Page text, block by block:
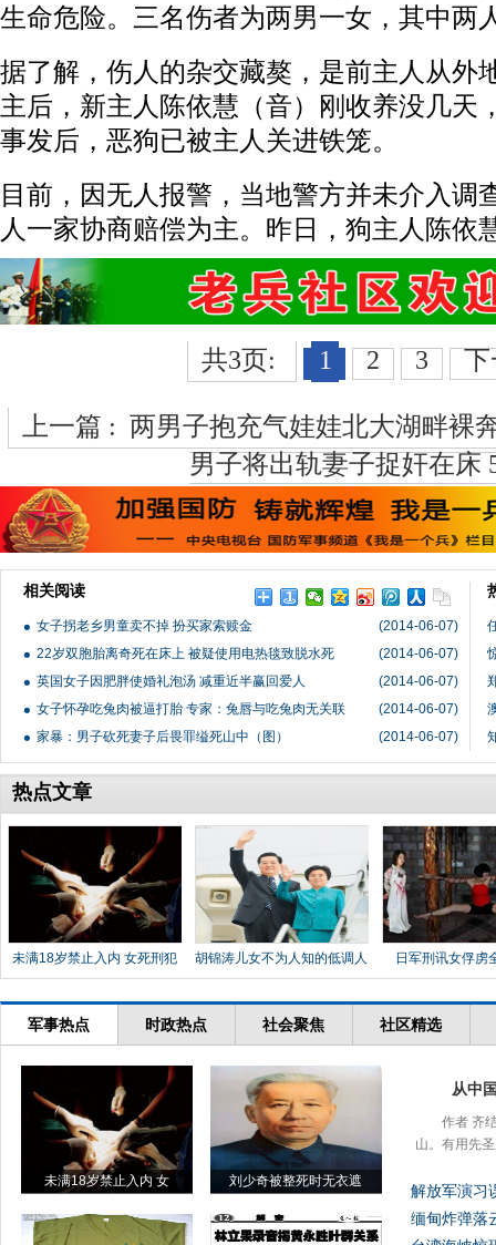
生命危险。三名伤者为两男一女，其中两
据了解，伤人的杂交藏獒，是前主人从外
主后，新主人陈依慧（音）刚收养没几天
事发后，恶狗已被主人关进铁笼。
目前，因无人报警，当地警方并未介入调
人一家协商赔偿为主。昨日，狗主人陈依
共3页: 1 2 3 下
上一篇 : 两男子抱充气娃娃北大湖畔裸
男子将出轨妻子捉奸在床
相关阅读
(2014-06-07)
女子拐老乡男童卖不掉 扮买家索赎金
(2014-06-07)
22岁双胞胎离奇死在床上 被疑使用电热毯致脱水死
(2014-06-07)
英国女子因肥胖使婚礼泡汤 减重近半赢回爱人
(2014-06-07)
女子怀孕吃兔肉被逼打胎 专家：兔唇与吃兔肉无关联
(2014-06-07)
家暴：男子砍死妻子后畏罪缢死山中（图）
热点文章
未满18岁禁止入内 女死刑犯 胡锦涛儿女不为人知的低调人 日军刑讯女俘虏